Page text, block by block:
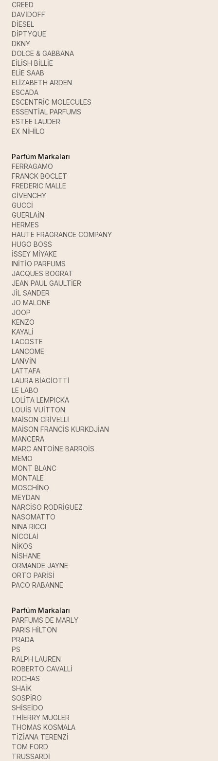
CREED
DAVİDOFF
DİESEL
DİPTYQUE
DKNY
DOLCE & GABBANA
EİLİSH BİLLİE
ELİE SAAB
ELİZABETH ARDEN
ESCADA
ESCENTRİC MOLECULES
ESSENTİAL PARFUMS
ESTEE LAUDER
EX NİHİLO
Parfüm Markaları
FERRAGAMO
FRANCK BOCLET
FREDERIC MALLE
GİVENCHY
GUCCİ
GUERLAİN
HERMES
HAUTE FRAGRANCE COMPANY
HUGO BOSS
İSSEY MİYAKE
INİTİO PARFUMS
JACQUES BOGRAT
JEAN PAUL GAULTİER
JİL SANDER
JO MALONE
JOOP
KENZO
KAYALİ
LACOSTE
LANCOME
LANVİN
LATTAFA
LAURA BİAGİOTTİ
LE LABO
LOLİTA LEMPICKA
LOUİS VUİTTON
MAİSON CRİVELLİ
MAİSON FRANCİS KURKDJİAN
MANCERA
MARC ANTOİNE BARROİS
MEMO
MONT BLANC
MONTALE
MOSCHİNO
MEYDAN
NARCİSO RODRİGUEZ
NASOMATTO
NINA RICCI
NİCOLAİ
NİKOS
NİSHANE
ORMANDE JAYNE
ORTO PARİSİ
PACO RABANNE
Parfüm Markaları
PARFUMS DE MARLY
PARIS HİLTON
PRADA
PS
RALPH LAUREN
ROBERTO CAVALLİ
ROCHAS
SHAİK
SOSPİRO
SHİSEİDO
THİERRY MUGLER
THOMAS KOSMALA
TİZİANA TERENZİ
TOM FORD
TRUSSARDİ